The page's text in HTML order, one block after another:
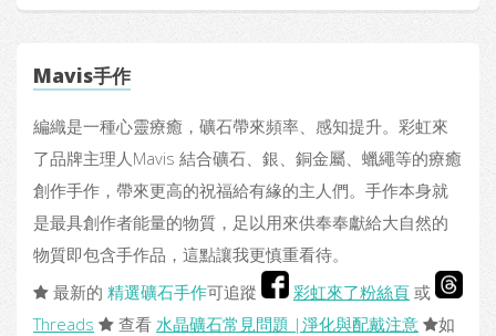
Mavis手作
編織是一種心靈療癒，礦石帶來頻率、感知提升。彩虹來
了品牌主理人Mavis 結合礦石、銀、銅金屬、蠟繩等的療癒
創作手作，帶來更高的祝福給有緣的主人們。手作本身就
是最具創作者能量的物質，足以用來供奉奉獻給大自然的
物質即包含手作品，這點讓我更慎重看待。
最新的 精選礦石手作可追蹤 彩虹來了粉絲頁 或
Threads
查看 水晶礦石常見問題 |淨化與配戴注意
如